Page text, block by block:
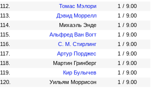
112.
Томас Мэлори 1 / 9.00
113.
Дэвид Моррелл 1 / 9.00
114.
Михаэль Энде 1 / 9.00
115.
Альфред Ван Вогт 1 / 9.00
116.
С. М. Стирлинг 1 / 9.00
117.
Артур Порджес 1 / 9.00
118.
Мартин Гринберг 1 / 9.00
119.
Кир Булычев 1 / 9.00
120.
Уильям Моррисон 1 / 9.00